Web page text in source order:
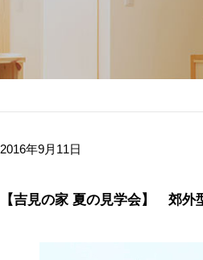
2016年9月11日
【吉見の家 夏の見学会】 郊外